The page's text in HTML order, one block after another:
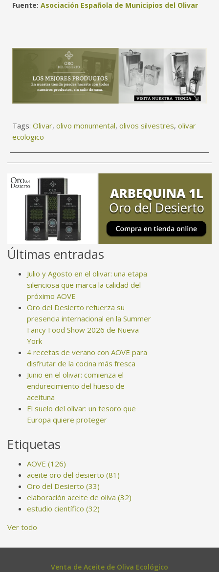
Fuente: Asociación Española de Municipios del Olivar
Tags: Olivar, olivo monumental, olivos silvestres, olivar
ecologico
Últimas entradas
Julio y Agosto en el olivar: una etapa
silenciosa que marca la calidad del
próximo AOVE
Oro del Desierto refuerza su
presencia internacional en la Summer
Fancy Food Show 2026 de Nueva
York
4 recetas de verano con AOVE para
disfrutar de la cocina más fresca
Junio en el olivar: comienza el
endurecimiento del hueso de
aceituna
El suelo del olivar: un tesoro que
Europa quiere proteger
Etiquetas
AOVE (126)
aceite oro del desierto (81)
Oro del Desierto (33)
elaboración aceite de oliva (32)
estudio científico (32)
Ver todo
Venta de Aceite de Oliva Ecológico